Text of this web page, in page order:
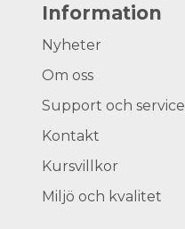
Information
Nyheter
Om oss
Support och service
Kontakt
Kursvillkor
Miljö och kvalitet